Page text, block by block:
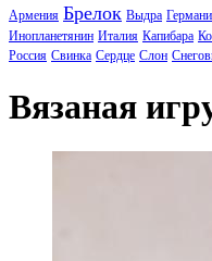
Армения Брелок Выдра
Инопланетянин Италия Капибара
Россия Свинка Сердце Слон
Вязаная